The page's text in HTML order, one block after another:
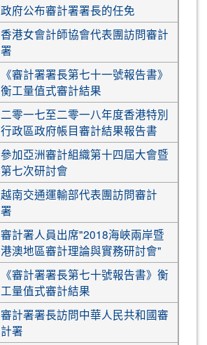
政府公布審計署署長的任免
香港女會計師協會代表團訪問審計
署
《審計署署長第七十一號報告書》
衡工量值式審計結果
二零一七至二零一八年度香港特別
行政區政府帳目審計結果報告書
參加亞洲審計組織第十四屆大會暨
第七次研討會
越南交通運輸部代表團訪問審計
署
審計署人員出席"2018海峽兩岸暨
港澳地區審計理論與實務研討會"
《審計署署長第七十號報告書》衡
工量值式審計結果
審計署署長訪問中華人民共和國審
計署